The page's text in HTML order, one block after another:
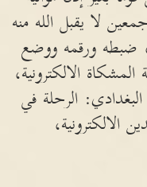
لا يقبل الله منه
ضبطه ورقمه ووضع
الالكترونية،
البغدادي: الرحلة في